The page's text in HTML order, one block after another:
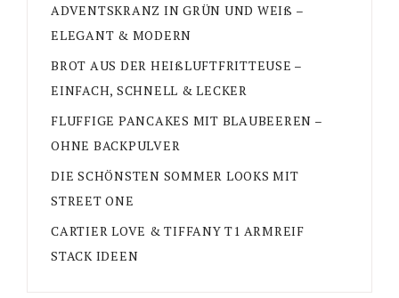
ADVENTSKRANZ IN GRÜN UND WEIß –
ELEGANT & MODERN
BROT AUS DER HEIßLUFTFRITTEUSE –
EINFACH, SCHNELL & LECKER
FLUFFIGE PANCAKES MIT BLAUBEEREN –
OHNE BACKPULVER
DIE SCHÖNSTEN SOMMER LOOKS MIT
STREET ONE
CARTIER LOVE & TIFFANY T1 ARMREIF
STACK IDEEN